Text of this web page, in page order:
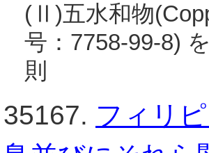
(Ⅱ)五水和物
号：7758-99-8)
則
35167. フィリ